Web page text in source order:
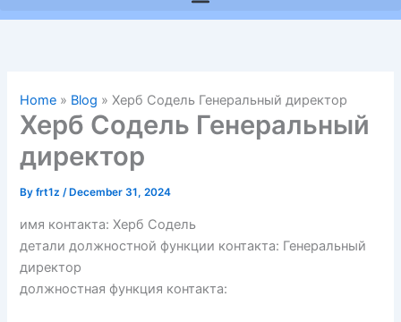
Home » Blog »Херб Содель Генеральный директор
Херб Содель Генеральный
директор
Byfrt1z/ December 31, 2024
имя контакта: Херб Содель
детали должностной функции контакта: Генеральный
директор
должностная функция контакта: